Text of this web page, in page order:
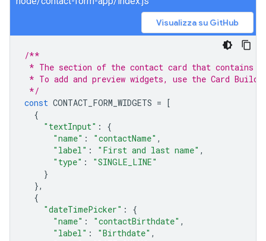
Visualizza su GitHub
/**
* The section of the contact card that contains
* To add and preview widgets, use the Card
*/
const CONTACT_FORM_WIDGETS = [
{
"textInput" :
{
"name" : "contactName" ,
"label" : "First and last name" ,
"type" :
"SINGLE_LINE"
}
},
{
"dateTimePicker" :
{
"name" : "contactBirthdate" ,
"label" : "Birthdate" ,